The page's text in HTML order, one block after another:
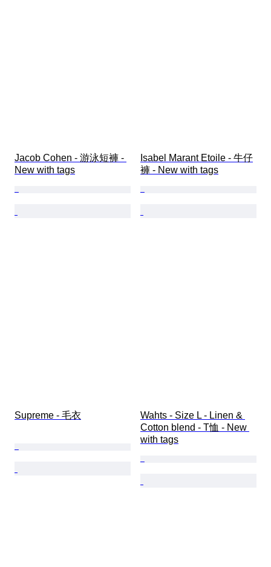
Jacob Cohen - 游泳短褲 -
New with tags
Isabel Marant Etoile - 牛仔
褲 - New with tags
Supreme - 毛衣
Wahts - Size L - Linen &
Cotton blend - T恤 - New
with tags